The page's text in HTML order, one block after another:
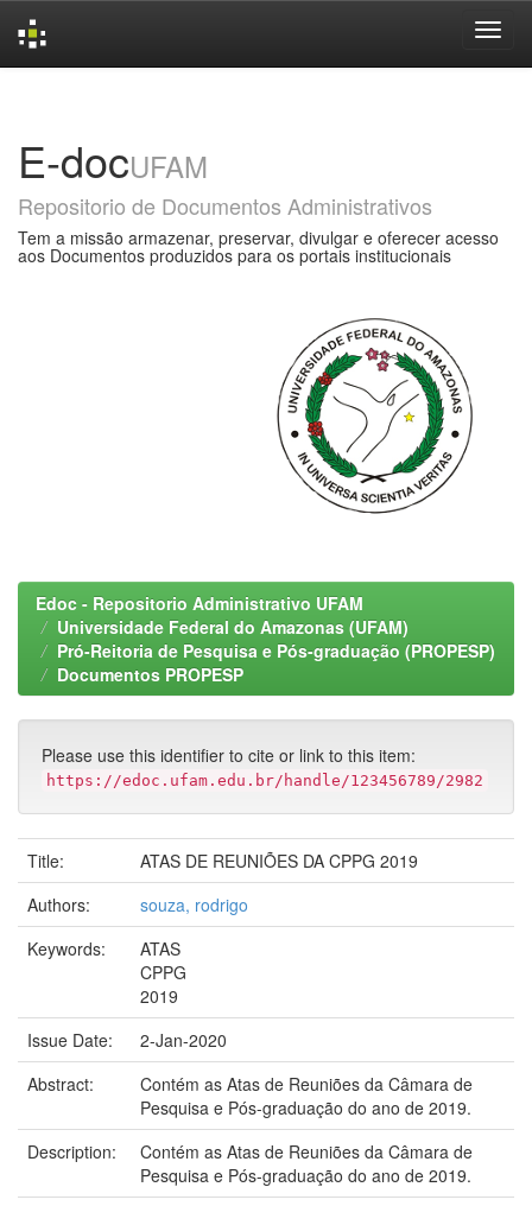
E-docUFAM
Repositorio de Documentos Administrativos
Tem a missão armazenar, preservar, divulgar e oferecer acesso
aos Documentos produzidos para os portais institucionais
Edoc - Repositorio Administrativo UFAM
Universidade Federal do Amazonas (UFAM)
Pró-Reitoria de Pesquisa e Pós-graduação (PROPESP)
Documentos PROPESP
Please use this identifier to cite or link to this item:
https://edoc.ufam.edu.br/handle/123456789/2982
Title:
ATAS DE REUNIÕES DA CPPG 2019
Authors:
souza, rodrigo
Keywords:
ATAS
CPPG
2019
Issue Date:
2-Jan-2020
Abstract:
Contém as Atas de Reuniões da Câmara de
Pesquisa e Pós-graduação do ano de 2019.
Description:
Contém as Atas de Reuniões da Câmara de
Pesquisa e Pós-graduação do ano de 2019.